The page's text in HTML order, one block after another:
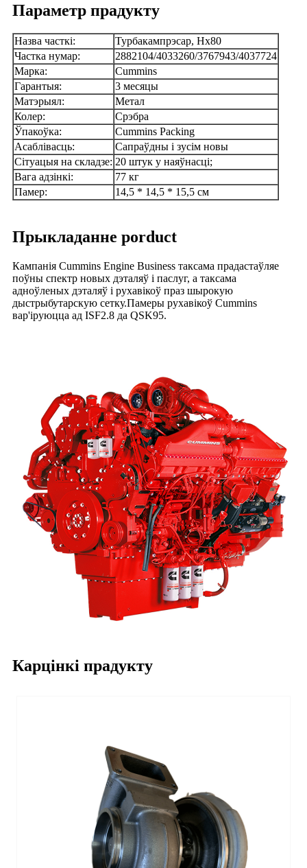
Параметр прадукту
Назва часткі:
Турбакампрэсар, Hx80
Частка нумар:
2882104/4033260/3767943/4037724
Марка:
Cummins
Гарантыя:
3 месяцы
Матэрыял:
Метал
Колер:
Срэбра
Ўпакоўка:
Cummins Packing
Асаблівасць:
Сапраўдны і зусім новы
Сітуацыя на складзе: 20 штук у наяўнасці;
Вага адзінкі:
77 кг
Памер:
14,5 * 14,5 * 15,5 см
Прыкладанне porduct
Кампанія Cummins Engine Business таксама прадастаўляе
поўны спектр новых дэталяў і паслуг, а таксама
адноўленых дэталяў і рухавікоў праз шырокую
дыстрыбутарскую сетку.Памеры рухавікоў Cummins
вар'іруюцца ад ISF2.8 да QSK95.
Карцінкі прадукту